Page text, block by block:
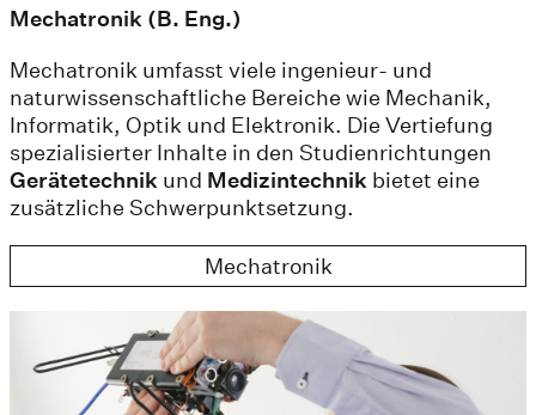
Mechatronik (B. Eng.)
Mechatronik umfasst viele ingenieur- und
naturwissenschaftliche Bereiche wie Mechanik,
Informatik, Optik und Elektronik. Die Vertiefung
spezialisierter Inhalte in den Studienrichtungen
Gerätetechnik und Medizintechnik bietet eine
zusätzliche Schwerpunktsetzung.
Mechatronik